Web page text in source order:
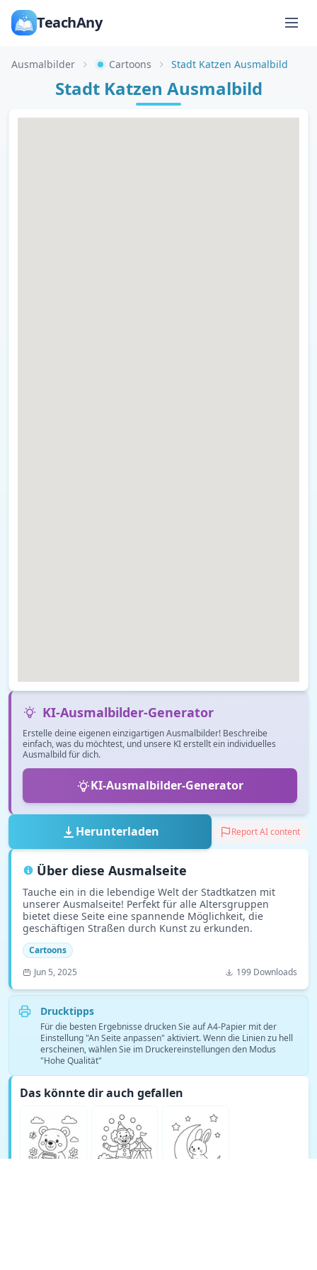
TeachAny
Ausmalbilder Cartoons Stadt Katzen Ausmalbild
Stadt Katzen Ausmalbild
KI-Ausmalbilder-Generator
Erstelle deine eigenen einzigartigen Ausmalbilder! Beschreibe
einfach, was du möchtest, und unsere KI erstellt ein individuelles
Ausmalbild für dich.
KI-Ausmalbilder-Generator
Herunterladen Report AI content
Über diese Ausmalseite
Tauche ein in die lebendige Welt der Stadtkatzen mit
unserer Ausmalseite! Perfekt für alle Altersgruppen
bietet diese Seite eine spannende Möglichkeit, die
geschäftigen Straßen durch Kunst zu erkunden.
Cartoons
Jun 5, 2025
199 Downloads
Drucktipps
Für die besten Ergebnisse drucken Sie auf A4-Papier mit der
Einstellung "An Seite anpassen" aktiviert. Wenn die Linien zu hell
erscheinen, wählen Sie im Druckereinstellungen den Modus
"Hohe Qualität"
Das könnte dir auch gefallen